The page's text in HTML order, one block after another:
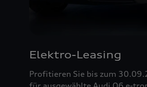
Elektro-Leasing
Profitieren Sie bis zum